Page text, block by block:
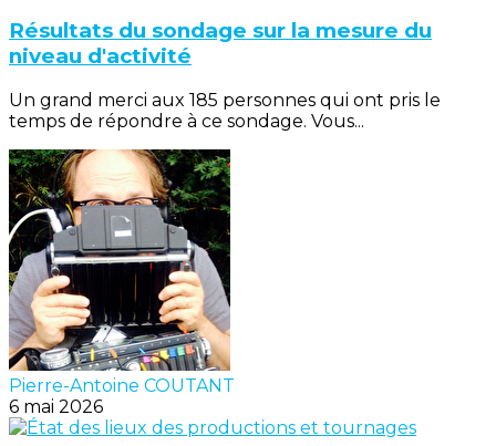
Résultats du sondage sur la mesure du
niveau d'activité
Un grand merci aux 185 personnes qui ont pris le
temps de répondre à ce sondage. Vous...
Pierre-Antoine COUTANT
6 mai 2026